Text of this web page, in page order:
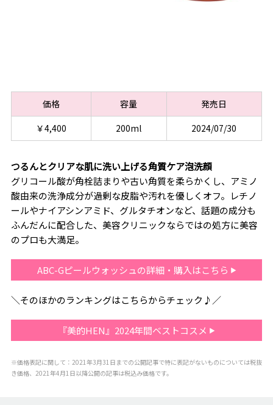
価格 容量
発売日
￥4,400
200ml 2024/07/30
つるんとクリアな肌に洗い上げる角質ケア泡洗顔
グリコール酸が角栓詰まりや古い角質を柔らかくし、アミノ
酸由来の洗浄成分が過剰な皮脂や汚れを優しくオフ。レチノ
ールやナイアシンアミド、グルタチオンなど、話題の成分も
ふんだんに配合した、美容クリニックならではの処方に美容
のプロも大満足。
ABC-Gピールウォッシュの詳細・購入はこちら
＼そのほかのランキングはこちらからチェック♪／
『美的HEN』2024年間ベストコスメ
※価格表記に関して：2021年3月31日までの公開記事で特に表記がないものについては税抜
き価格、2021年4月1日以降公開の記事は税込み価格です。